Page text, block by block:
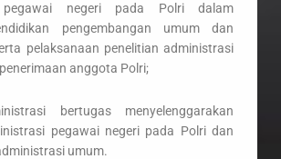
pegawai negeri pada Polri dalam
pengembangan umum dan
pelaksanaan penelitian administrasi
anggota Polri;
bertugas menyelenggarakan
pegawai negeri pada Polri dan
umum.